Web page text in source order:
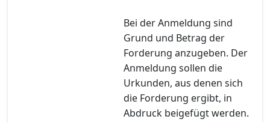
Bei der Anmeldung sind
Grund und Betrag der
Forderung anzugeben. Der
Anmeldung sollen die
Urkunden, aus denen sich
die Forderung ergibt, in
Abdruck beigefügt werden.